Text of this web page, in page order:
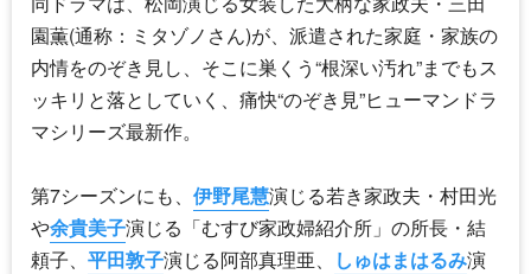
園薫(通称：ミタゾノさん)が、派遣された家庭・家族の
内情をのぞき見し、そこに巣くう“根深い汚れ”までもス
ッキリと落としていく、痛快“のぞき見”ヒューマンドラ
マシリーズ最新作。
第7シーズンにも、 伊野尾慧演じる若き家政夫・村田光
や余貴美子演じる「むすび家政婦紹介所」の所長・結
頼子、 平田敦子演じる阿部真理亜、 しゅはまはるみ演